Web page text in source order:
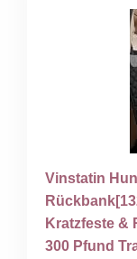
Vinstatin
Kratzfeste &
300 Pfund